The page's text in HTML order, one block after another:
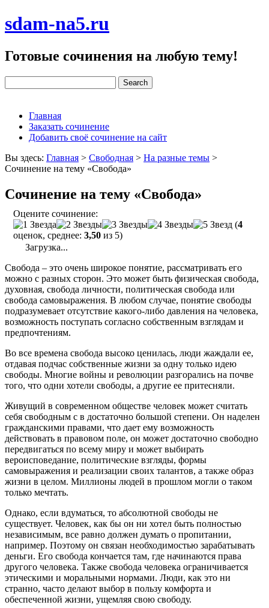
sdam-na5.ru
Готовые сочинения на любую тему!
Главная
Заказать сочинение
Добавить своё сочинение на сайт
Вы здесь: Главная > Свободная > На разные темы >
Сочинение на тему «Свобода»
Сочинение на тему «Свобода»
Оцените сочинение:
(4
оценок, среднее: 3,50 из 5)
Загрузка...
Свобода – это очень широкое понятие, рассматривать его
можно с разных сторон. Это может быть физическая свобода,
духовная, свобода личности, политическая свобода или
свобода самовыражения. В любом случае, понятие свободы
подразумевает отсутствие какого-либо давления на человека,
возможность поступать согласно собственным взглядам и
предпочтениям.
Во все времена свобода высоко ценилась, люди жаждали ее,
отдавая подчас собственные жизни за одну только идею
свободы. Многие войны и революции разгорались на почве
того, что одни хотели свободы, а другие ее притесняли.
Живущий в современном обществе человек может считать
себя свободным с в достаточно большой степени. Он наделен
гражданскими правами, что дает ему возможность
действовать в правовом поле, он может достаточно свободно
передвигаться по всему миру и может выбирать
вероисповедание, политические взгляды, формы
самовыражения и реализации своих талантов, а также образ
жизни в целом. Миллионы людей в прошлом могли о таком
только мечтать.
Однако, если вдуматься, то абсолютной свободы не
существует. Человек, как бы он ни хотел быть полностью
независимым, все равно должен думать о пропитании,
например. Поэтому он связан необходимостью зарабатывать
деньги. Его свобода кончается там, где начинаются права
другого человека. Также свобода человека ограничивается
этическими и моральными нормами. Люди, как это ни
странно, часто делают выбор в пользу комфорта и
обеспеченной жизни, ущемляя свою свободу.